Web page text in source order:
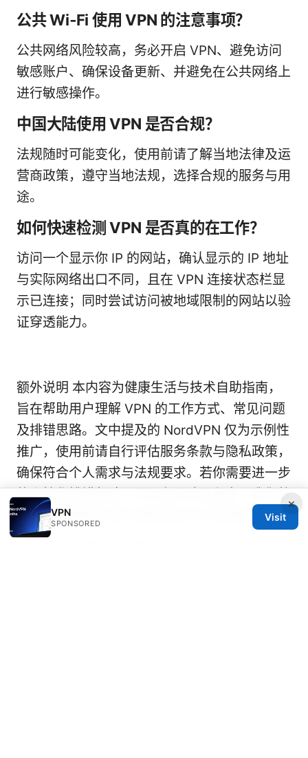
公共 Wi‑Fi 使用 VPN 的注意事项？
公共网络风险较高，务必开启 VPN、避免访问
敏感账户、确保设备更新、并避免在公共网络上
进行敏感操作。
中国大陆使用 VPN 是否合规？
法规随时可能变化，使用前请了解当地法律及运
营商政策，遵守当地法规，选择合规的服务与用
途。
如何快速检测 VPN 是否真的在工作？
访问一个显示你 IP 的网站，确认显示的 IP 地址
与实际网络出口不同，且在 VPN 连接状态栏显
示已连接；同时尝试访问被地域限制的网站以验
证穿透能力。
额外说明 本内容为健康生活与技术自助指南，
旨在帮助用户理解 VPN 的工作方式、常见问题
及排错思路。文中提及的 NordVPN 仅为示例性
推广，使用前请自行评估服务条款与隐私政策，
确保符合个人需求与法规要求。若你需要进一步
的个性化排错帮助，可以在评论区留言，我们将
在 后续视频或文章中提供更多针对性建议。
×
VPN
SPONSORED
Visit